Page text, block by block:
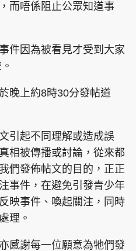
而唔係阻止公眾知道事
件因為被看見才受到大家
晚上約8時30分發帖道
引起不同理解或造成誤
相被傳播或討論，從來都
們發佈帖文的目的，正正
事件，在避免引發青少年
映事件、喚起關注，同時
理。
感謝每一位願意為牠們發